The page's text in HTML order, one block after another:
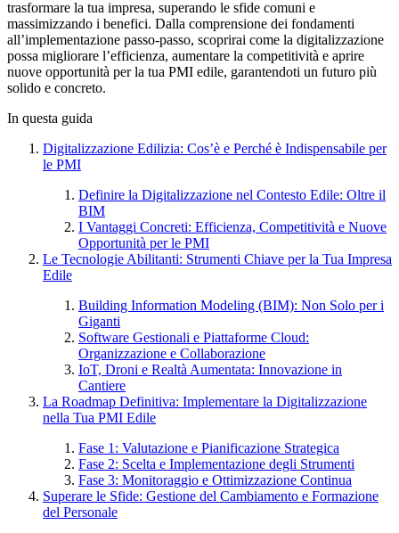
trasformare la tua impresa, superando le sfide comuni e
massimizzando i benefici. Dalla comprensione dei fondamenti
all’implementazione passo-passo, scoprirai come la digitalizzazione
possa migliorare l’efficienza, aumentare la competitività e aprire
nuove opportunità per la tua PMI edile, garantendoti un futuro più
solido e concreto.
In questa guida
Digitalizzazione Edilizia: Cos’è e Perché è Indispensabile per
le PMI
Definire la Digitalizzazione nel Contesto Edile: Oltre il
BIM
I Vantaggi Concreti: Efficienza, Competitività e Nuove
Opportunità per le PMI
Le Tecnologie Abilitanti: Strumenti Chiave per la Tua Impresa
Edile
Building Information Modeling (BIM): Non Solo per i
Giganti
Software Gestionali e Piattaforme Cloud:
Organizzazione e Collaborazione
IoT, Droni e Realtà Aumentata: Innovazione in
Cantiere
La Roadmap Definitiva: Implementare la Digitalizzazione
nella Tua PMI Edile
Fase 1: Valutazione e Pianificazione Strategica
Fase 2: Scelta e Implementazione degli Strumenti
Fase 3: Monitoraggio e Ottimizzazione Continua
Superare le Sfide: Gestione del Cambiamento e Formazione
del Personale